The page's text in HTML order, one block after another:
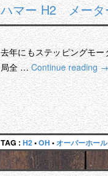
ハマー H2 メー
去年にもステッピングモ
局全 …Continue reading→
TAG : H2•OH• オーバーホール